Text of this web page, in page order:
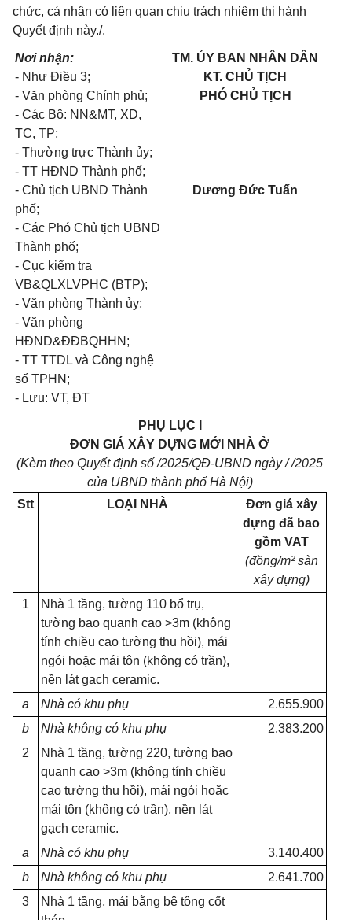
chức, cá nhân có liên quan chịu trách nhiệm thi hành
Quyết định này./.
Nơi nhận:
- Như Điều 3;
- Văn phòng Chính phủ;
- Các Bộ: NN&MT, XD,
TC, TP;
- Thường trực Thành ủy;
- TT HĐND Thành phố;
- Chủ tịch UBND Thành
phố;
- Các Phó Chủ tịch UBND
Thành phố;
- Cục kiểm tra
VB&QLXLVPHC (BTP);
- Văn phòng Thành ủy;
- Văn phòng
HĐND&ĐĐBQHHN;
- TT TTDL và Công nghệ
số TPHN;
- Lưu: VT, ĐT
TM. ỦY BAN NHÂN DÂN
KT. CHỦ TỊCH
PHÓ CHỦ TỊCH
Dương Đức Tuấn
PHỤ LỤC I
ĐƠN GIÁ XÂY DỰNG MỚI NHÀ Ở
(Kèm theo Quyết định số /2025/QĐ-UBND ngày / /2025
của UBND thành phố Hà Nội)
Stt
LOẠI NHÀ
Đơn giá xây
dựng đã bao
gồm VAT
(đồng/m² sàn
xây dựng)
1
Nhà 1 tầng, tường 110 bổ trụ,
tường bao quanh cao >3m (không
tính chiều cao tường thu hồi), mái
ngói hoặc mái tôn (không có trần),
nền lát gạch ceramic.
a
Nhà có khu phụ
2.655.900
b
Nhà không có khu phụ
2.383.200
2
Nhà 1 tầng, tường 220, tường bao
quanh cao >3m (không tính chiều
cao tường thu hồi), mái ngói hoặc
mái tôn (không có trần), nền lát
gạch ceramic.
a
Nhà có khu phụ
3.140.400
b
Nhà không có khu phụ
2.641.700
3
Nhà 1 tầng, mái bằng bê tông cốt